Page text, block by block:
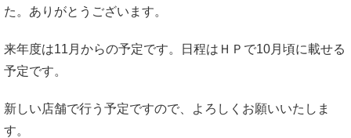
た。ありがとうございます。
来年度は11月からの予定です。日程はＨＰで10月頃に載せる
予定です。
新しい店舗で行う予定ですので、よろしくお願いいたしま
す。